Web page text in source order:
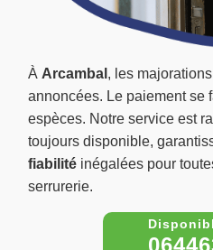
À Arcambal , les
annoncées. Le paiement se
espèces. Notre service est
toujours disponible,
fiabilité inégalées pour
serrurerie.